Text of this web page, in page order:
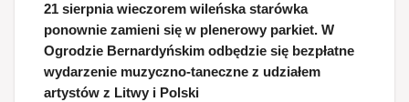
21 sierpnia wieczorem wileńska starówka
ponownie zamieni się w plenerowy parkiet. W
Ogrodzie Bernardyńskim odbędzie się bezpłatne
wydarzenie muzyczno-taneczne z udziałem
artystów z Litwy i Polski